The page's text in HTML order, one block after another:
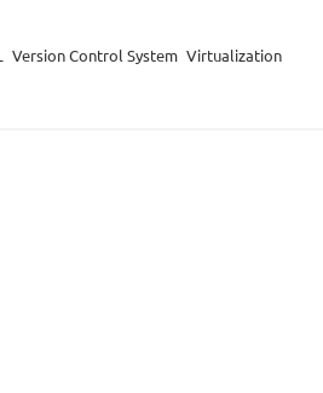
Version Control System Virtualization